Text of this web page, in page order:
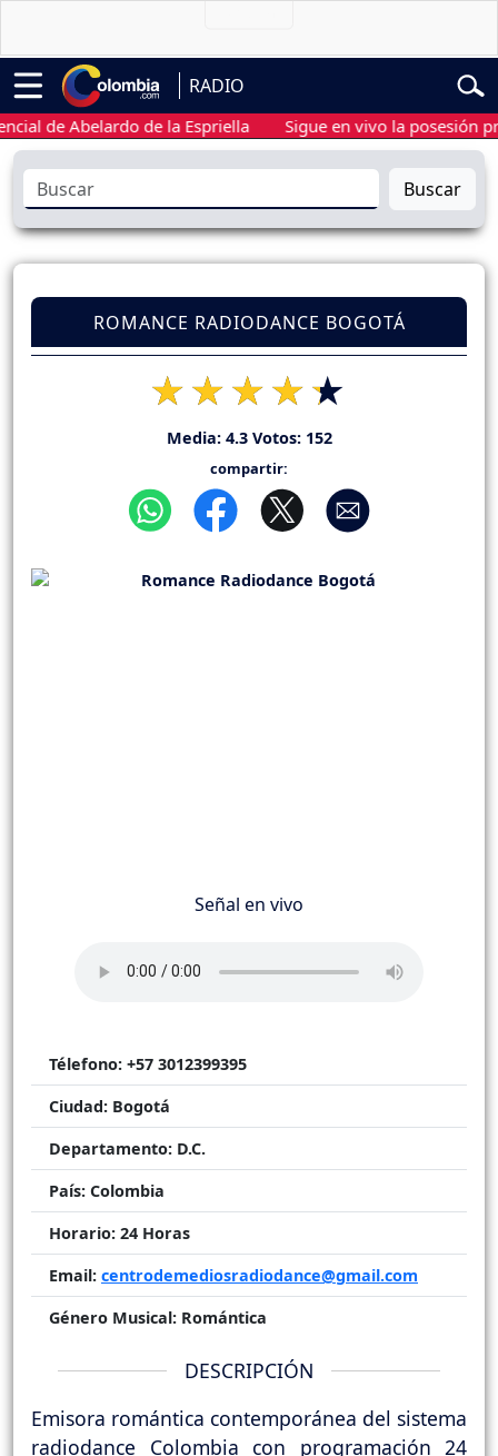
RADIO
Abelardo de la Espriella Sigue en vivo la posesión
Buscar
ROMANCE RADIODANCE BOGOTÁ
Media: 4.3Votos: 152
compartir:
Señal en vivo
Télefono: +57 3012399395
Ciudad: Bogotá
Departamento: D.C.
País: Colombia
Horario: 24 Horas
Email: centrodemediosradiodance@gmail.com
Género Musical: Romántica
DESCRIPCIÓN
Emisora romántica contemporánea del sistema
radiodance Colombia con programación 24